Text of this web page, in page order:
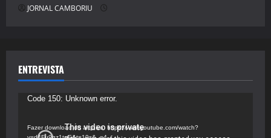
JORNAL CAMBORIU
ENTREVISTA
Tocador
vídeo
Code 150: Unknown error.
Fazer download do arquivo: https://www.youtube.com/watch?